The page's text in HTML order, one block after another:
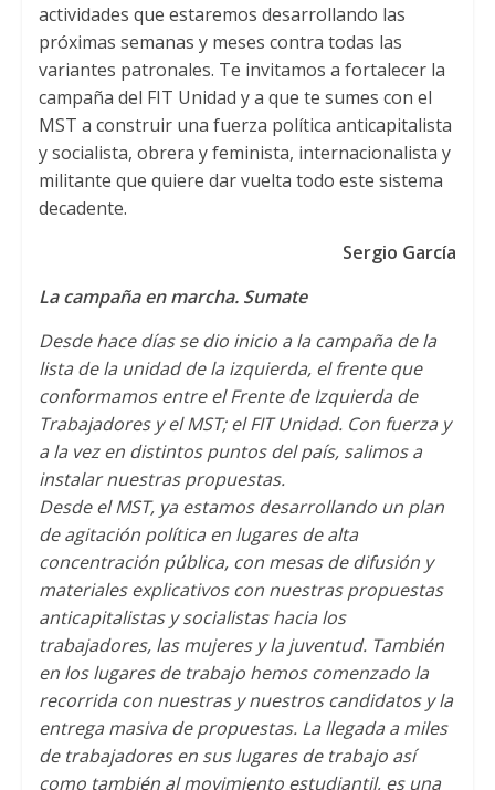
actividades que estaremos desarrollando las
próximas semanas y meses contra todas las
variantes patronales. Te invitamos a fortalecer la
campaña del FIT Unidad y a que te sumes con el
MST a construir una fuerza política anticapitalista
y socialista, obrera y feminista, internacionalista y
militante que quiere dar vuelta todo este sistema
decadente.
Sergio García
La campaña en marcha. Sumate
Desde hace días se dio inicio a la campaña de la
lista de la unidad de la izquierda, el frente que
conformamos entre el Frente de Izquierda de
Trabajadores y el MST; el FIT Unidad. Con fuerza y
a la vez en distintos puntos del país, salimos a
instalar nuestras propuestas.
Desde el MST, ya estamos desarrollando un plan
de agitación política en lugares de alta
concentración pública, con mesas de difusión y
materiales explicativos con nuestras propuestas
anticapitalistas y socialistas hacia los
trabajadores, las mujeres y la juventud. También
en los lugares de trabajo hemos comenzado la
recorrida con nuestras y nuestros candidatos y la
entrega masiva de propuestas. La llegada a miles
de trabajadores en sus lugares de trabajo así
como también al movimiento estudiantil, es una